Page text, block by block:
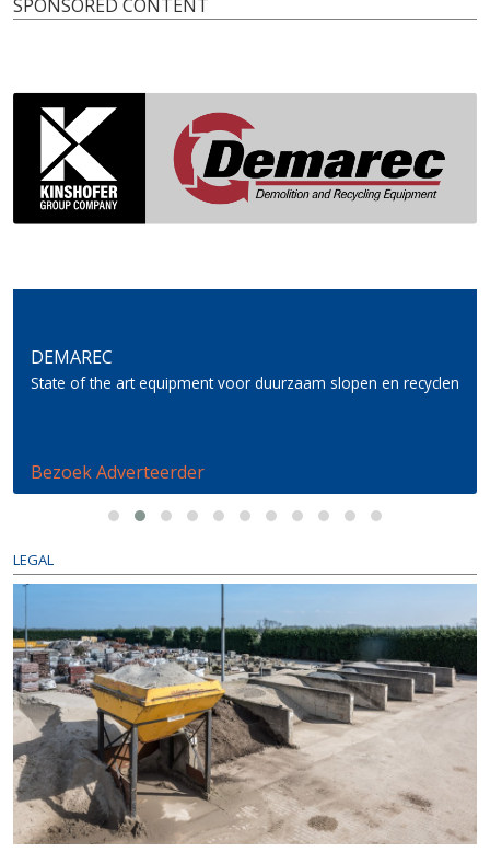
SPONSORED CONTENT
DEMAREC
State of the art equipment voor duurzaam slopen en recyclen
Bezoek Adverteerder
LEGAL